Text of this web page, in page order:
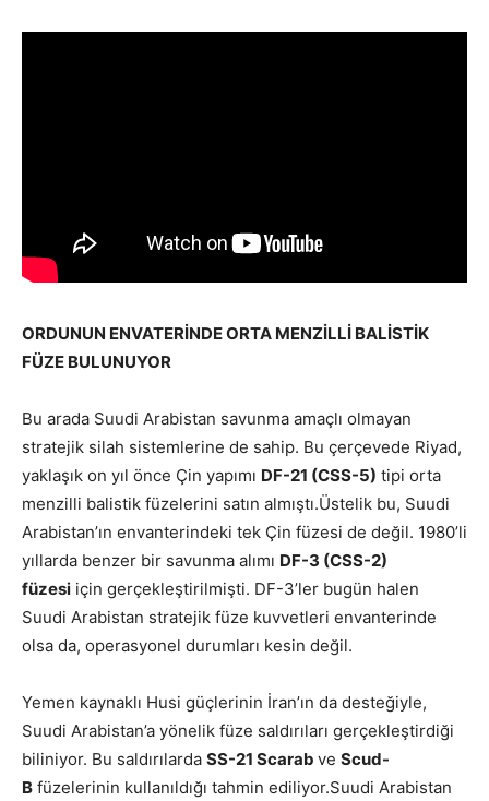
ORDUNUN ENVATERİNDE ORTA MENZİLLİ BALİSTİK
FÜZE BULUNUYOR
Bu arada Suudi Arabistan savunma amaçlı olmayan
stratejik silah sistemlerine de sahip. Bu çerçevede Riyad,
yaklaşık on yıl önce Çin yapımı DF-21 (CSS-5) tipi orta
menzilli balistik füzelerini satın almıştı.Üstelik bu, Suudi
Arabistan’ın envanterindeki tek Çin füzesi de değil. 1980’li
yıllarda benzer bir savunma alımı DF-3 (CSS-2)
füzesi için gerçekleştirilmişti. DF-3’ler bugün halen
Suudi Arabistan stratejik füze kuvvetleri envanterinde
olsa da, operasyonel durumları kesin değil.
Yemen kaynaklı Husi güçlerinin İran’ın da desteğiyle,
Suudi Arabistan’a yönelik füze saldırıları gerçekleştirdiği
biliniyor. Bu saldırılarda SS-21 Scarab ve Scud-
B füzelerinin kullanıldığı tahmin ediliyor.Suudi Arabistan